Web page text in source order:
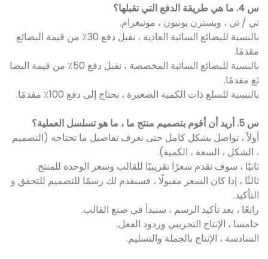
س 4. ما هي طريقة الدفع التي تقبلها؟
تي / تي ، ويسترن يونيون ، مونيغرام.
بالنسبة للبضائع السائبة العادية ، نقبل دفع 30٪ من قيمة البضائع
مقدمًا.
بالنسبة للبضائع السائبة المخصصة ، نقبل دفع 50٪ من قيمة البضا
ئع مقدمًا.
بالنسبة للسلع ذات الكمية الصغيرة ، نحتاج إلى دفع 100٪ مقدمًا.
س 5. أريد أن أقوم بتصميم منتج ما ، ما هو تسلسل العملية؟
أولاً ، تواصل بشكل كامل حتى نعرف تفاصيل ما تحتاجه (التصميم
، الشكل ، السعة ، الكمية).
ثانيًا ، سوف نقدم سعرًا تقريبيًا للقالب وسعر الوحدة للمنتج.
ثالثًا ، إذا كان السعر مقبولًا ، فسنقدم لك رسمًا للتصميم للتحقق و
التأكيد.
رابعًا ، بعد تأكيد الرسم ، سنبدأ في صنع القالب.
خامسا ، الإنتاج التجريبي وردود الفعل.
السادسة ، الإنتاج بالجملة والتسليم.